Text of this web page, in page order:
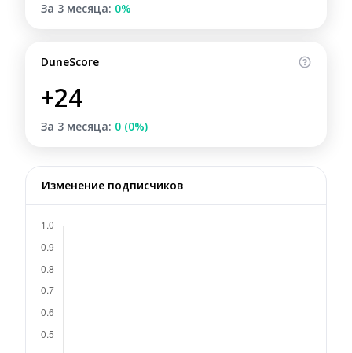
За 3 месяца: 0%
DuneScore
+24
За 3 месяца: 0 (0%)
Изменение подписчиков